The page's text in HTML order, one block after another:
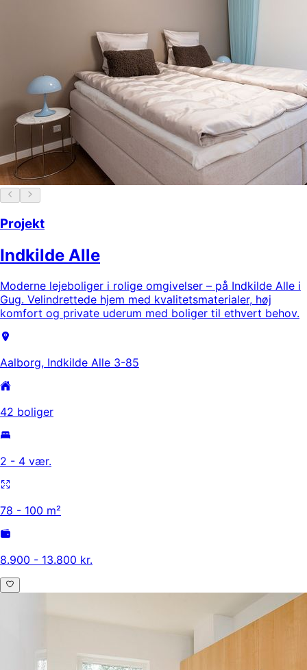
Projekt
Indkilde Alle
Moderne lejeboliger i rolige omgivelser – på Indkilde Alle i
Gug. Velindrettede hjem med kvalitetsmaterialer, høj
komfort og private uderum med boliger til ethvert behov.
Aalborg, Indkilde Alle 3-85
42 boliger
2 - 4 vær.
78 - 100 m²
8.900 - 13.800 kr.